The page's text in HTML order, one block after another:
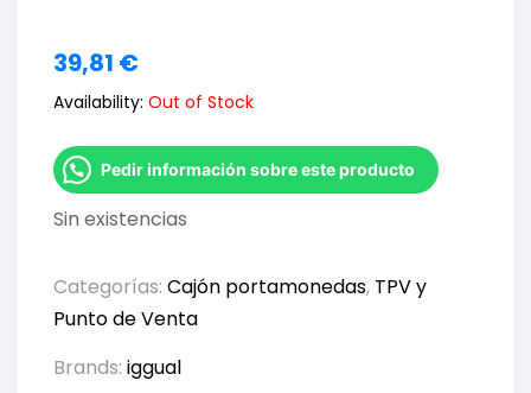
39,81 €
Availability: Out of Stock
Pedir información sobre este producto
Sin existencias
Categorías: Cajón portamonedas, TPV y
Punto de Venta
Brands: iggual